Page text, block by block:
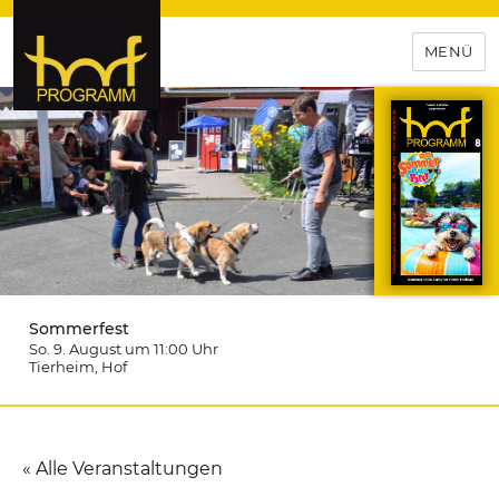
hof-programm – das
Veranstaltungsportal für
Hochfranken
MENÜ
Sommerfest
So. 9. August um 11:00 Uhr
Tierheim , Hof
« Alle Veranstaltungen